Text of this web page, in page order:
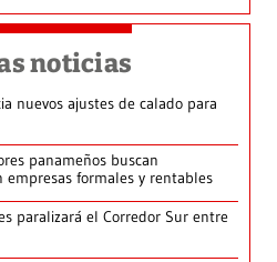
noticias
nuevos ajustes de calado para
panameños buscan
empresas formales y rentables
paralizará el Corredor Sur entre